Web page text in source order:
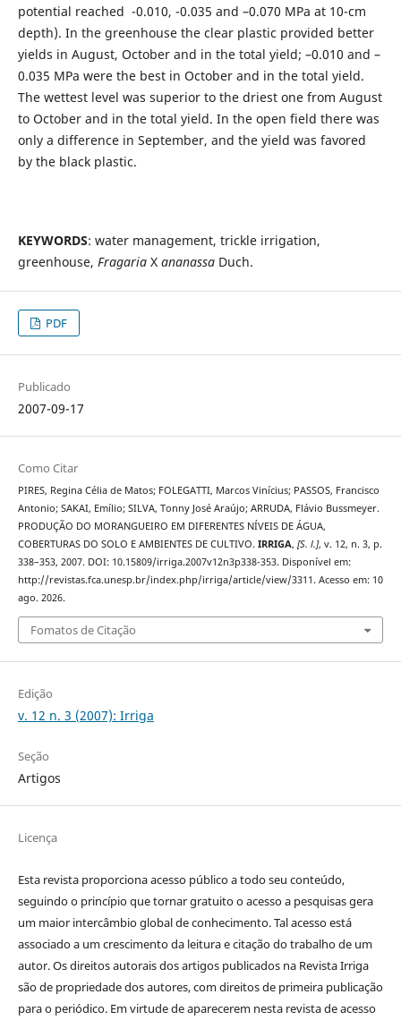
potential reached -0.010, -0.035 and –0.070 MPa at 10-cm
depth). In the greenhouse the clear plastic provided better
yields in August, October and in the total yield; –0.010 and –
0.035 MPa were the best in October and in the total yield.
The wettest level was superior to the driest one from August
to October and in the total yield. In the open field there was
only a difference in September, and the yield was favored
by the black plastic.
KEYWORDS: water management, trickle irrigation,
greenhouse, FragariaX ananassaDuch.
PDF
Publicado
2007-09-17
Como Citar
PIRES, Regina Célia de Matos; FOLEGATTI, Marcos Vinícius; PASSOS, Francisco
Antonio; SAKAI, Emílio; SILVA, Tonny José Araújo; ARRUDA, Flávio Bussmeyer.
PRODUÇÃO DO MORANGUEIRO EM DIFERENTES NÍVEIS DE ÁGUA,
COBERTURAS DO SOLO E AMBIENTES DE CULTIVO. IRRIGA, [S. l.], v. 12, n. 3, p.
338–353, 2007. DOI: 10.15809/irriga.2007v12n3p338-353. Disponível em:
http://revistas.fca.unesp.br/index.php/irriga/article/view/3311. Acesso em: 10
ago. 2026.
Fomatos de Citação
Edição
v. 12 n. 3 (2007): Irriga
Seção
Artigos
Licença
Esta revista proporciona acesso público a todo seu conteúdo,
seguindo o princípio que tornar gratuito o acesso a pesquisas gera
um maior intercâmbio global de conhecimento. Tal acesso está
associado a um crescimento da leitura e citação do trabalho de um
autor. Os direitos autorais dos artigos publicados na Revista Irriga
são de propriedade dos autores, com direitos de primeira publicação
para o periódico. Em virtude de aparecerem nesta revista de acesso